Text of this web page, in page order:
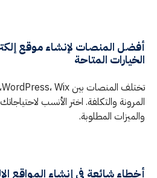
أفضل المنصات لإنشاء موقع
الخيارات المتاحة
المرونة والتكلفة. اختر الأنسب
والميزات المطلوبة.
أخطاء شائعة في إنشاء المواقع